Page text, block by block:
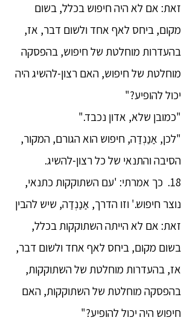
זאת: אם לא היה חיפוש בכלל, בשום
מקום, ביחס לאף אחד ולשום דבר, אז,
בהעדרות מוחלטת של חיפוש, בהפסקה
מוחלטת של חיפוש, האם רצון-להשיג היה
יכול להופיע?"
"כמובן שלא, אדון נכבד."
"לכן, אַנַנְדַה, חיפוש הוא הגורם, המקור,
הסיבה והתנאי של כל רצון-להשיג.
18. כך אמרתי: 'עם השתוקקות כתנאי,
נוצר חיפוש.' וזו הדרך, אַנַנְדַה, שיש להבין
זאת: אם לא הייתה השתוקקות בכלל,
בשום מקום, ביחס לאף אחד ולשום דבר,
אז, בהעדרות מוחלטת של השתוקקות,
בהפסקה מוחלטת של השתוקקות, האם
חיפוש היה יכול להופיע?"